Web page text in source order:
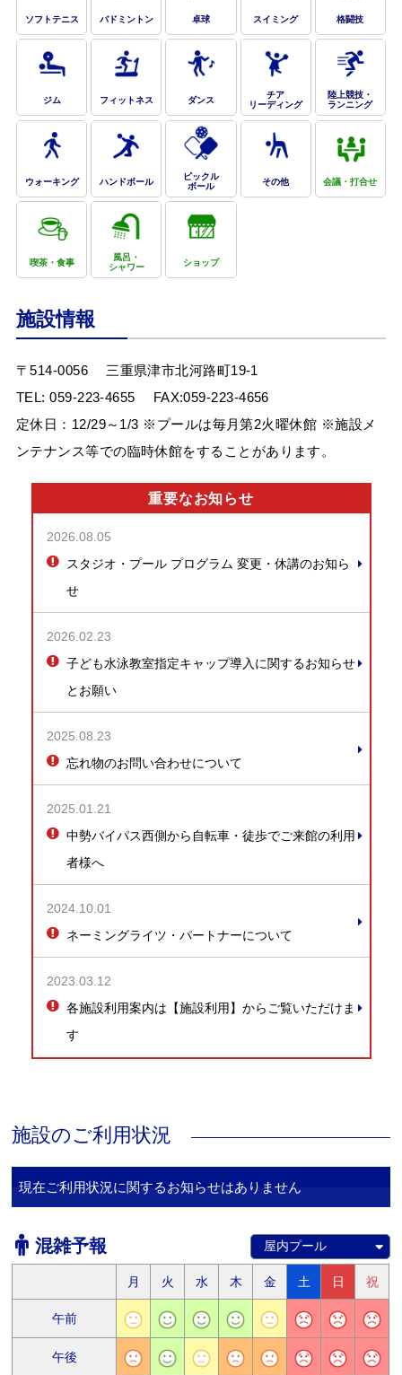
ソフトテニス バドミントン 卓球 スイミング 格闘技
ジム フィットネス ダンス
チア
リーディング
陸上競技・
ランニング
ウォーキング ハンドボール
ピックル
ボール
その他 会議・打合せ
喫茶・食事
風呂・
シャワー
ショップ
施設情報
〒514-0056
三重県津市北河路町19-1
TEL:059-223-4655
FAX:059-223-4656
定休日：12/29～1/3 ※プールは毎月第2火曜休館 ※施設メ
ンテナンス等での臨時休館をすることがあります。
重要なお知らせ
2026.08.05
スタジオ・プール プログラム 変更・休講のお知ら
せ
2026.02.23
子ども水泳教室指定キャップ導入に関するお知らせ
とお願い
2025.08.23
忘れ物のお問い合わせについて
2025.01.21
中勢バイパス西側から自転車・徒歩でご来館の利用
者様へ
2024.10.01
ネーミングライツ・パートナーについて
2023.03.12
各施設利用案内は【施設利用】からご覧いただけま
す
施設のご利用状況
現在ご利用状況に関するお知らせはありません
混雑予報
月 火 水 木 金 土 日 祝
午前
午後